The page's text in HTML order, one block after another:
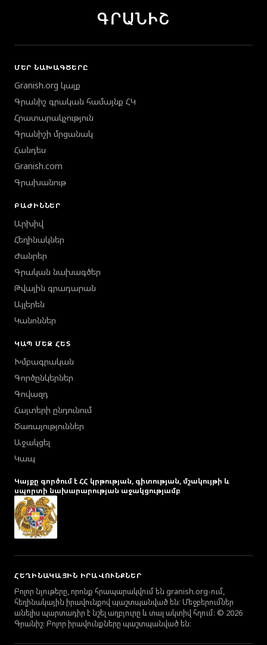
ԳՐԱՆԻՇ
ՄԵՐ ՆԱԽԱԳԾԵՐԸ
Granish.org կայք
Գրանիշ գրական համայնք ՀԿ
Հրատարակչություն
Գրանիշի մրցանակ
Հանդես
Granish.com
Գրախանութ
ԲԱԺԻՆՆԵՐ
Արխիվ
Հեղինակներ
Ժանրեր
Գրական նախագծեր
Թվային գրադարան
Այլերեն
Կանոններ
ԿԱՊ ՄԵԶ ՀԵՏ
Խմբագրական
Գործընկերներ
Գովազդ
Հայտերի ընդունում
Ծառայություններ
Աջակցել
Կապ
Կայքը գործում է ՀՀ կրթության, գիտության, մշակույթի և
սպորտի նախարարության աջակցությամբ
ՀԵՂԻՆԱԿԱՅԻՆ ԻՐԱՎՈՒՆՔՆԵՐ
Բոլոր նյութերը, որոնք հրապարակվում են granish.org-ում,
հեղինակային իրավունքով պաշտպանված են։ Մեջբերումներ
անելիս պարտադիր է նշել աղբյուրը և տալ ակտիվ հղում։ © 2026
Գրանիշ։ Բոլոր իրավունքները պաշտպանված են։